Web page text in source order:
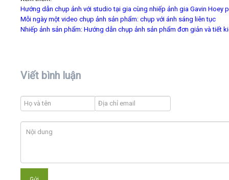
Hướng dẫn chụp ảnh với studio tại gia cùng nhiếp ảnh gia Gavin Hoey
Mỗi ngày một video chụp ảnh sản phẩm: chụp với ánh sáng liên tục
Nhiếp ảnh sản phẩm: Hướng dẫn chụp ảnh sản phẩm đơn giản và tiết
Viết bình luận